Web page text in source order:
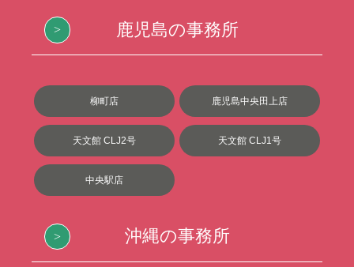
鹿児島の事務所
柳町店 鹿児島中央田上店
天文館 CLJ2号 天文館 CLJ1号
中央駅店
沖縄の事務所